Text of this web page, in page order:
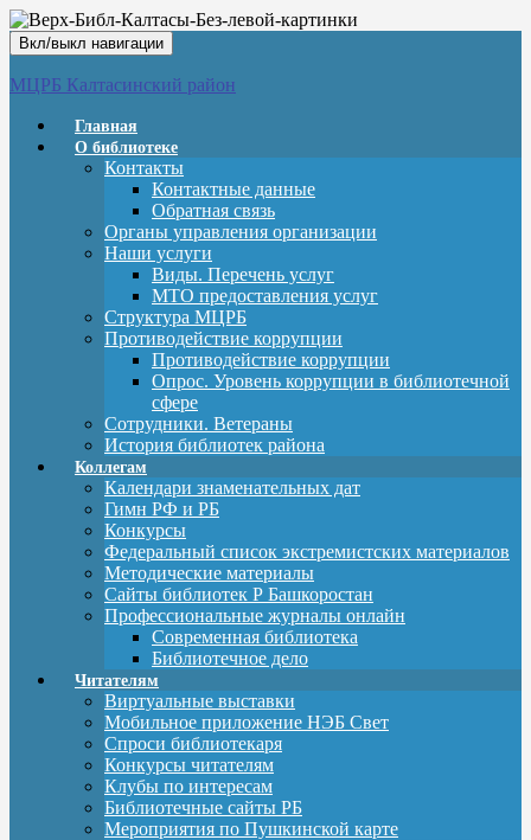
Вкл/выкл навигации
МЦРБ Калтасинский район
Главная
О библиотеке
Контакты
Контактные данные
Обратная связь
Органы управления организации
Наши услуги
Виды. Перечень услуг
МТО предоставления услуг
Структура МЦРБ
Противодействие коррупции
Противодействие коррупции
Опрос. Уровень коррупции в библиотечной
сфере
Сотрудники. Ветераны
История библиотек района
Коллегам
Календари знаменательных дат
Гимн РФ и РБ
Конкурсы
Федеральный список экстремистских материалов
Методические материалы
Сайты библиотек Р Башкоростан
Профессиональные журналы онлайн
Современная библиотека
Библиотечное дело
Читателям
Виртуальные выставки
Мобильное приложение НЭБ Свет
Спроси библиотекаря
Конкурсы читателям
Клубы по интересам
Библиотечные сайты РБ
Мероприятия по Пушкинской карте